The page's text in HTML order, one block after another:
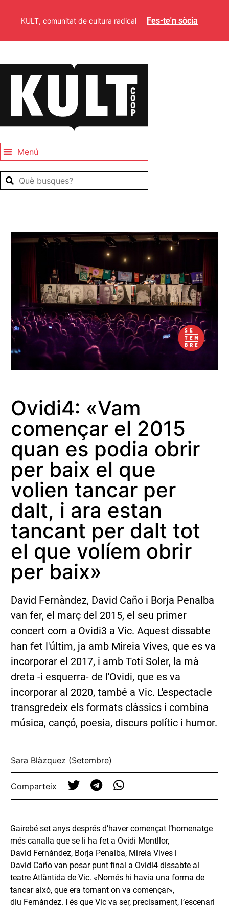
KULT, comunitat de cultura radical Fes-te'n sòcia
Ovidi4: «Vam
començar el 2015
quan es podia obrir
per baix el que
volien tancar per
dalt, i ara estan
tancant per dalt tot
el que volíem obrir
per baix»
David Fernàndez, David Caño i Borja Penalba
van fer, el març del 2015, el seu primer
concert com a Ovidi3 a Vic. Aquest dissabte
han fet l'últim, ja amb Mireia Vives, que es va
incorporar el 2017, i amb Toti Soler, la mà
dreta -i esquerra- de l'Ovidi, que es va
incorporar al 2020, també a Vic. L'espectacle
transgredeix els formats clàssics i combina
música, cançó, poesia, discurs polític i humor.
Sara Blàzquez (Setembre)
Comparteix
Gairebé set anys després d’haver començat l’homenatge
més canalla que se li ha fet a Ovidi Montllor,
David Fernàndez, Borja Penalba, Mireia Vives i
David Caño van posar punt final a Ovidi4 dissabte al
teatre Atlàntida de Vic. «Només hi havia una forma de
tancar això, que era tornant on va començar»,
diu Fernàndez. I és que Vic va ser, precisament, l’escenari